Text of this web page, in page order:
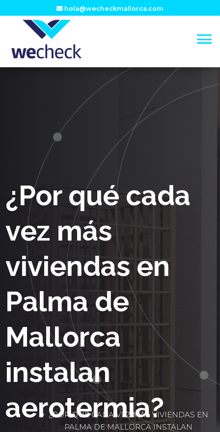
hola@wecheckmallorca.com
¿Por qué cada
vez más
viviendas en
Palma de
Mallorca
instalan
aerotermia?
¿POR QUÉ CADA VEZ MÁS VIVIENDAS EN
PALMA DE MALLORCA INSTALAN